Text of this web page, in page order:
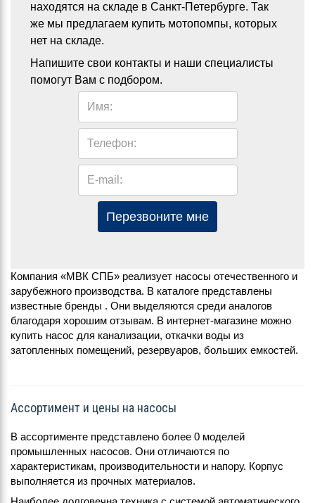
находятся на складе в Санкт-Петербурге. Так
же мы предлагаем купить мотопомпы, которых
нет на складе.
Напишите свои контакты и наши специалисты
помогут Вам с подбором.
Имя:
Телефон:
E-mail:
Перезвоните мне
Компания «МВК СПБ» реализует насосы отечественного и
зарубежного производства. В каталоге представлены
известные бренды . Они выделяются среди аналогов
благодаря хорошим отзывам. В интернет-магазине можно
купить насос для канализации, откачки воды из
затопленных помещений, резервуаров, больших емкостей.
Ассортимент и цены на насосы
В ассортименте представлено более 0 моделей
промышленных насосов. Они отличаются по
характеристикам, производительности и напору. Корпус
выполняется из прочных материалов.